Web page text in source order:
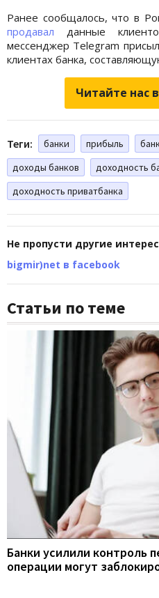
Ранее сообщалось, что в
продавал данные
мессенджер Telegram
клиентах банка,
Читайте нас
Теги: банки прибыль
доходы банков
доходность
доходность приватбанка
Не пропусти другие
bigmir)net в facebook
Статьи по теме
Банки усилили контроль
операции могут